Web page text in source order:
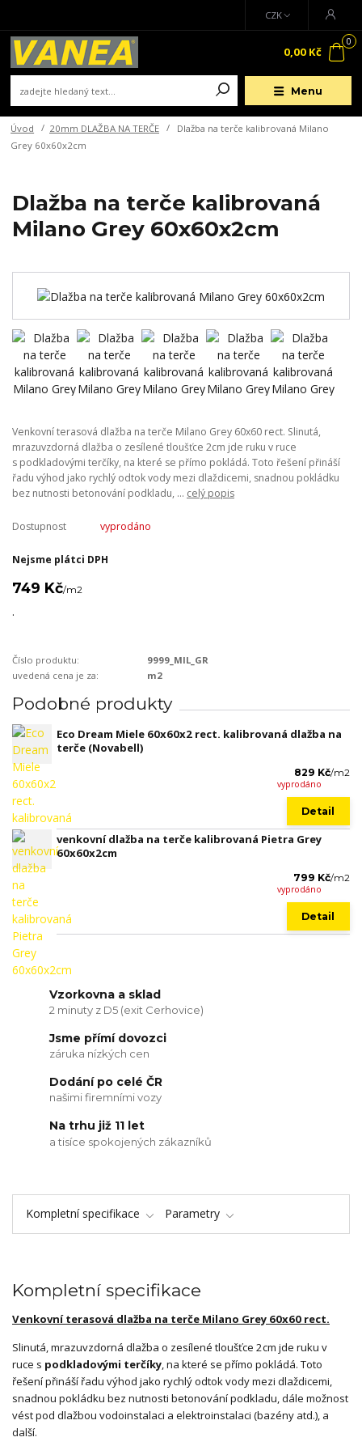
Menu
CZK
0
0,00 Kč
Úvod 20mm DLAŽBA NA TERČE
Dlažba na terče kalibrovaná Milano
Grey 60x60x2cm
Dlažba na terče kalibrovaná
Milano Grey 60x60x2cm
Venkovní terasová dlažba na terče Milano Grey 60x60 rect. Slinutá,
mrazuvzdorná dlažba o zesílené tloušťce 2cm jde ruku v ruce
s podkladovými terčíky, na které se přímo pokládá. Toto řešení přináší
řadu výhod jako rychlý odtok vody mezi dlaždicemi, snadnou pokládku
bez nutnosti betonování podkladu, ... celý popis
Dostupnost vyprodáno
Nejsme plátci DPH
749 Kč/m2
.
Číslo produktu:
9999_MIL_GR
uvedená cena je za:
m2
Podobné produkty
Eco Dream Miele 60x60x2 rect. kalibrovaná dlažba na
terče (Novabell)
829 Kč/m2
vyprodáno
Detail
venkovní dlažba na terče kalibrovaná Pietra Grey
60x60x2cm
799 Kč/m2
vyprodáno
Detail
Vzorkovna a sklad
2 minuty z D5 (exit Cerhovice)
Jsme přímí dovozci
záruka nízkých cen
Dodání po celé ČR
našimi firemními vozy
Na trhu již 11 let
a tisíce spokojených zákazníků
Kompletní specifikace Parametry
Kompletní specifikace
Venkovní terasová dlažba na terče Milano Grey 60x60 rect.
Slinutá, mrazuvzdorná dlažba o zesílené tloušťce 2cm jde ruku v
ruce s podkladovými terčíky, na které se přímo pokládá. Toto
řešení přináší řadu výhod jako rychlý odtok vody mezi dlaždicemi,
snadnou pokládku bez nutnosti betonování podkladu, dále možnost
vést pod dlažbou vodoinstalaci a elektroinstalaci (bazény atd.), a
další.